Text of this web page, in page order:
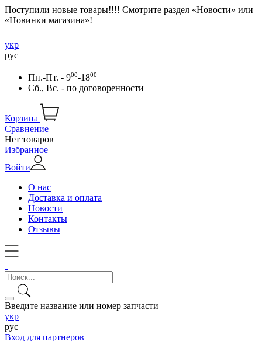
Поступили новые товары!!!! Смотрите раздел «Новости» или
«Новинки магазина»!
укр
рус
Пн.-Пт. - 900-1800
Сб., Вс. - по договоренности
Корзина
Сравнение
Нет товаров
Избранное
Войти
О нас
Доставка и оплата
Новости
Контакты
Отзывы
Введите название или номер запчасти
укр
рус
Вход для партнеров